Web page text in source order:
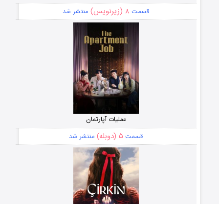
قسمت ۸ (زیرنویس) منتشر شد
عملیات آپارتمان
قسمت ۵ (دوبله) منتشر شد